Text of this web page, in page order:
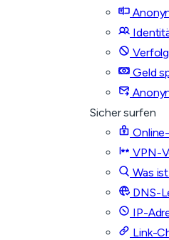
Geld
Sicher surfen
VPN-
Was
DNS-
IP-
Link-